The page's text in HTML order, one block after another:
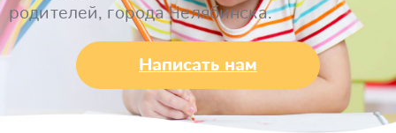
родителей, города Челябинска.
Написать нам